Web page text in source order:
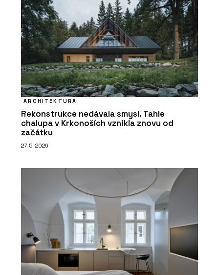
ARCHITEKTURA
Rekonstrukce nedávala smysl. Tahle
chalupa v Krkonoších vznikla znovu od
začátku
27. 5. 2026